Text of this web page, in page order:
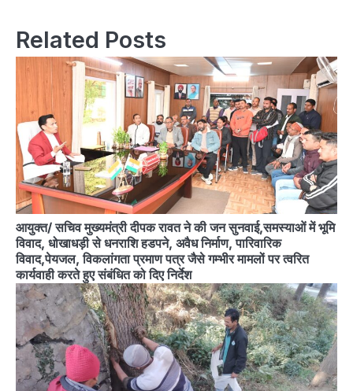
Related Posts
आयुक्त/ सचिव मुख्यमंत्री दीपक रावत ने की जन सुनवाई,समस्याओं में भूमि
विवाद, धोखाधड़ी से धनराशि हडपने, अवैध निर्माण, पारिवारिक
विवाद,पेयजल, विकलांगता प्रमाण पत्र जैसे गम्भीर मामलों पर त्वरित
कार्यवाही करते हुए संबंधित को दिए निर्देश